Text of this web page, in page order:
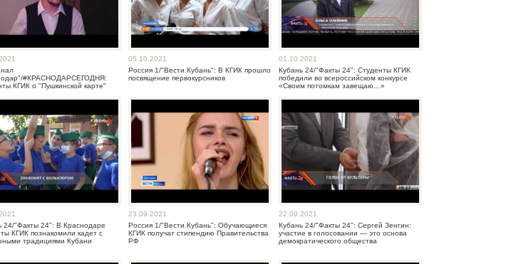
#КРАСНОДАРСЕГОДНЯ:
КГИК о "Пушкинской карте"
05.10.2021
Россия 1/"Вести.Кубань": В КГИК прошло
посвящение первокурсников
01.10.2021
Кубань 24/"Факты 24": Студенты КГИК
победили во всероссийском конкурсе
«Своим потомкам завещаю…»
24/"Факты 24": В Краснодаре
КГИК познакомили кадет с
традициями Кубани
23.09.2021
Россия 1/"Вести.Кубань": Обучающиеся
КГИК получат стипендию Правительства
РФ
22.09.2021
Кубань 24/"Факты 24": Сергей Зенгин:
участие в голосовании — это основа
демократического общества